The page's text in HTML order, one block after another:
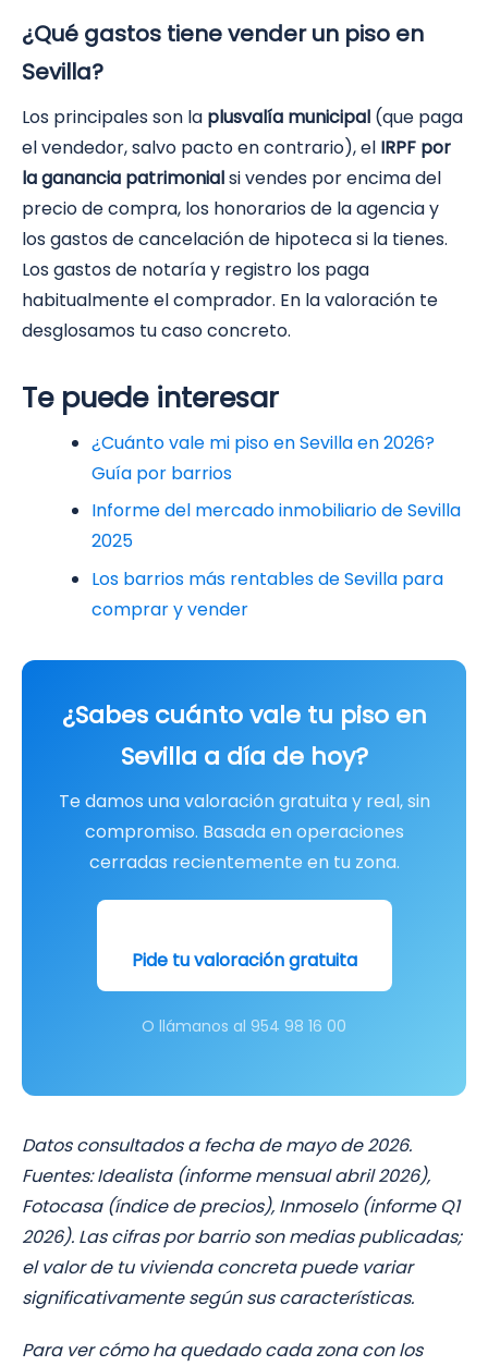
¿Qué gastos tiene vender un piso en
Sevilla?
Los principales son la plusvalía municipal (que paga
el vendedor, salvo pacto en contrario), el IRPF por
la ganancia patrimonialsi vendes por encima del
precio de compra, los honorarios de la agencia y
los gastos de cancelación de hipoteca si la tienes.
Los gastos de notaría y registro los paga
habitualmente el comprador. En la valoración te
desglosamos tu caso concreto.
Te puede interesar
¿Cuánto vale mi piso en Sevilla en 2026?
Guía por barrios
Informe del mercado inmobiliario de Sevilla
2025
Los barrios más rentables de Sevilla para
comprar y vender
¿Sabes cuánto vale tu piso en
Sevilla a día de hoy?
Te damos una valoración gratuita y real, sin
compromiso. Basada en operaciones
cerradas recientemente en tu zona.
Pide tu valoración gratuita
O llámanos al 954 98 16 00
Datos consultados a fecha de mayo de 2026.
Fuentes: Idealista (informe mensual abril 2026),
Fotocasa (índice de precios), Inmoselo (informe Q1
2026). Las cifras por barrio son medias publicadas;
el valor de tu vivienda concreta puede variar
significativamente según sus características.
Para ver cómo ha quedado cada zona con los